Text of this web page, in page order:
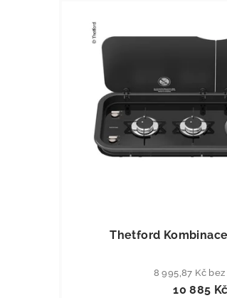
Thetford
8 995,87 Kč bez
10 885 Kč